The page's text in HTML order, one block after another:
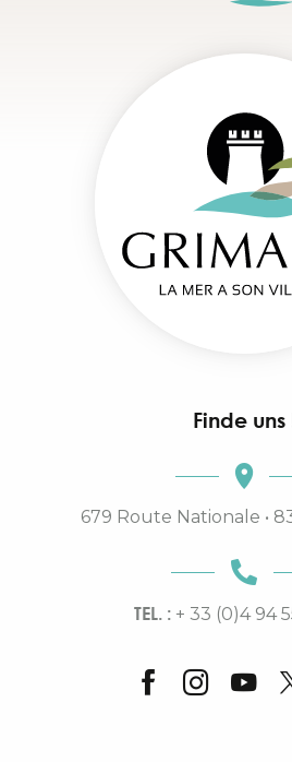
Finde uns
679 Route Nationale •
TEL. : + 33 (0)4 94